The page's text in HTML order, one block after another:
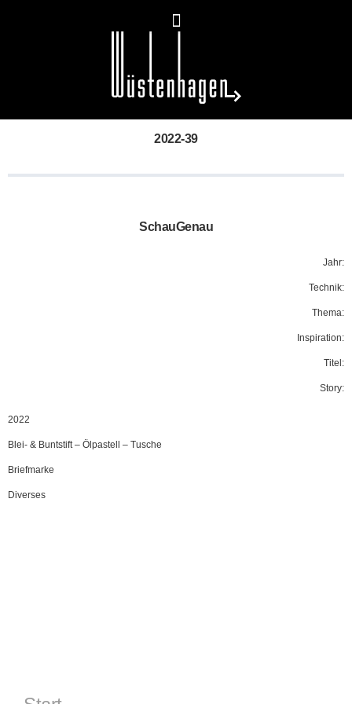
2022-39
SchauGenau
Jahr:
Technik:
Thema:
Inspiration:
Titel:
Story:
2022
Blei- & Buntstift– Ölpastell – Tusche
Briefmarke
Diverses